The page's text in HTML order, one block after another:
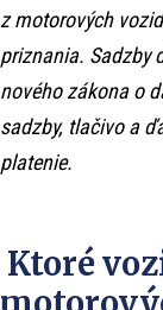
z motorových
priznania. Sadzby
nového zákona o
sadzby, tlačivo a
platenie.
Ktoré